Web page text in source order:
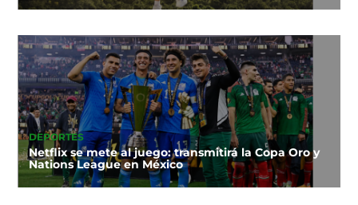
DEPORTES
Netflix se mete al juego: transmitirá la Copa Oro y
Nations League en México